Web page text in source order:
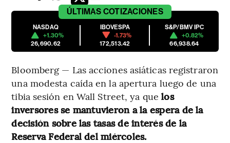
ÚLTIMAS COTIZACIONES
NASDAQ
+1.30%
26,690.62
IBOVESPA
-1.73%
172,513.42
S&P/BMV IPC
+0.82%
66,938.64
Bloomberg — Las acciones asiáticas registraron
una modesta caída en la apertura luego de una
tibia sesión en Wall Street, ya que los
inversores se mantuvieron a la espera de la
decisión sobre las tasas de interés de la
Reserva Federal del miércoles.